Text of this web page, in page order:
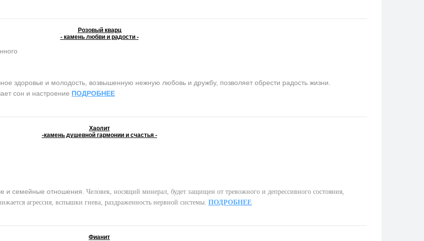
Розовый кварц
- камень любви и радости -
здоровье и молодость, возвышенную нежную любовь и дружбу, позволяет обрести радость жизни.
сон и настроение ПОДРОБНЕЕ
Хаолит
-камень душевной гармонии и счастья -
и семейные отношения. Человек, носящий минерал, будет защищен от тревожного и депрессивного состояния,
агрессия, вспышки гнева, раздраженность нервной системы. ПОДРОБНЕЕ
Фианит